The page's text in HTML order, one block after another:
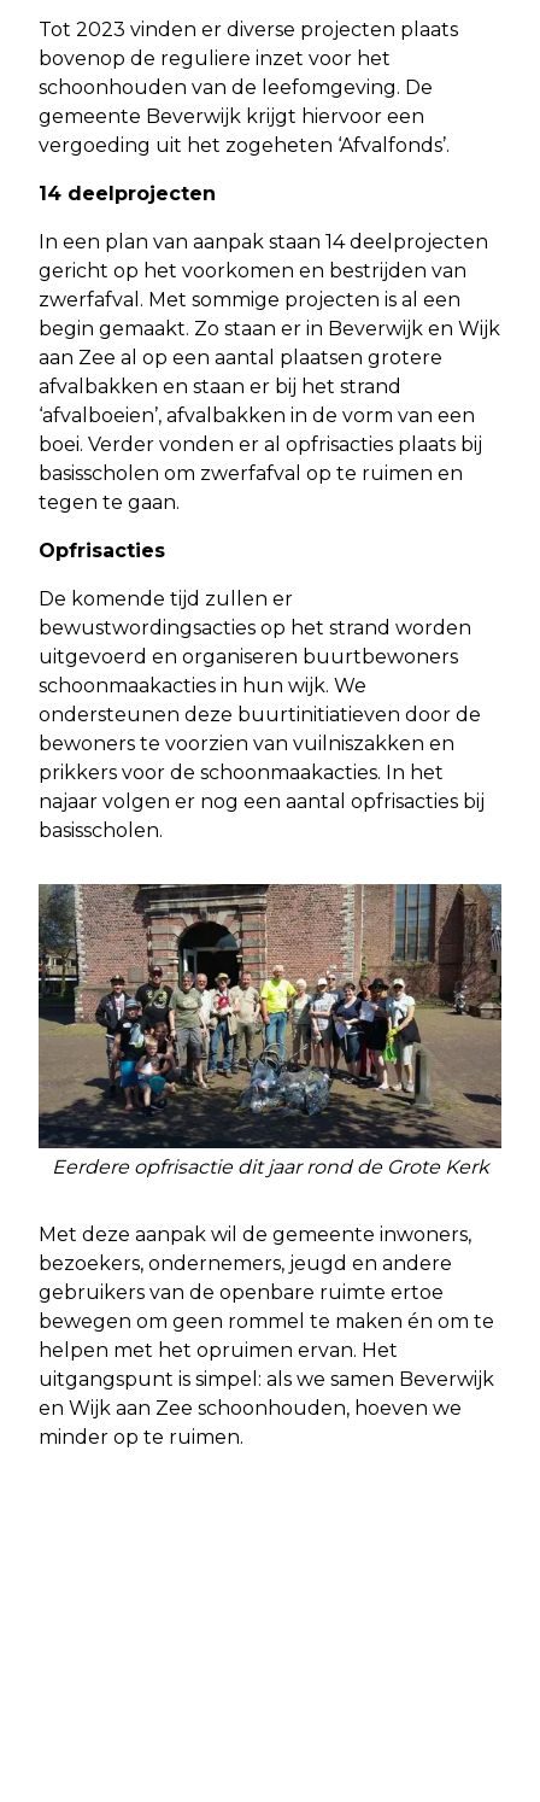
Tot 2023 vinden er diverse projecten plaats
bovenop de reguliere inzet voor het
schoonhouden van de leefomgeving. De
gemeente Beverwijk krijgt hiervoor een
vergoeding uit het zogeheten ‘Afvalfonds’.
14 deelprojecten
In een plan van aanpak staan 14 deelprojecten
gericht op het voorkomen en bestrijden van
zwerfafval. Met sommige projecten is al een
begin gemaakt. Zo staan er in Beverwijk en Wijk
aan Zee al op een aantal plaatsen grotere
afvalbakken en staan er bij het strand
‘afvalboeien’, afvalbakken in de vorm van een
boei. Verder vonden er al opfrisacties plaats bij
basisscholen om zwerfafval op te ruimen en
tegen te gaan.
Opfrisacties
De komende tijd zullen er
bewustwordingsacties op het strand worden
uitgevoerd en organiseren buurtbewoners
schoonmaakacties in hun wijk. We
ondersteunen deze buurtinitiatieven door de
bewoners te voorzien van vuilniszakken en
prikkers voor de schoonmaakacties. In het
najaar volgen er nog een aantal opfrisacties bij
basisscholen.
Eerdere opfrisactie dit jaar rond de Grote Kerk
Met deze aanpak wil de gemeente inwoners,
bezoekers, ondernemers, jeugd en andere
gebruikers van de openbare ruimte ertoe
bewegen om geen rommel te maken én om te
helpen met het opruimen ervan. Het
uitgangspunt is simpel: als we samen Beverwijk
en Wijk aan Zee schoonhouden, hoeven we
minder op te ruimen.